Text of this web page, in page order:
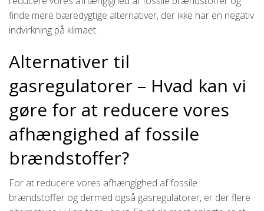
finde mere bæredygtige alternativer, der ikke har en negativ
indvirkning på klimaet.
Alternativer til
gasregulatorer – Hvad kan vi
gøre for at reducere vores
afhængighed af fossile
brændstoffer?
For at reducere vores afhængighed af fossile
brændstoffer og dermed også gasregulatorer, er der flere